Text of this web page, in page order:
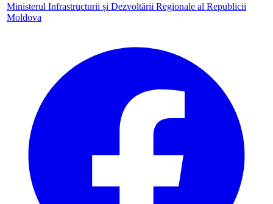
Ministerul Infrastructurii și Dezvoltării Regionale al Republicii
Moldova